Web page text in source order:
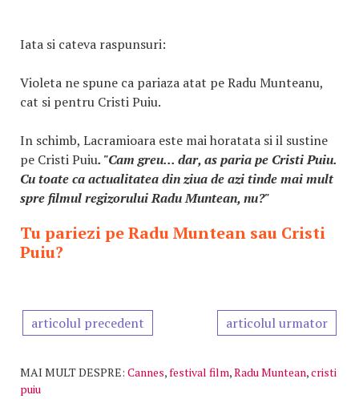
Iata si cateva raspunsuri:
Violeta ne spune ca pariaza atat pe Radu Munteanu,
cat si pentru Cristi Puiu.
In schimb, Lacramioara este mai horatata si il sustine
pe Cristi Puiu. "Cam greu... dar, as paria pe Cristi Puiu.
Cu toate ca actualitatea din ziua de azi tinde mai mult
spre filmul regizorului Radu Muntean, nu?"
Tu pariezi pe Radu Muntean sau Cristi
Puiu?
articolul precedent articolul urmator
MAI MULT DESPRE: Cannes,festival film,Radu Muntean,cristi
puiu